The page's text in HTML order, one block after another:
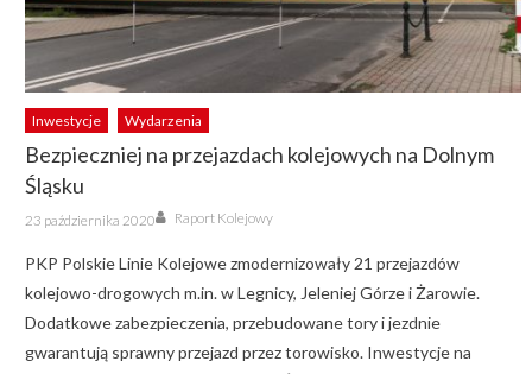
Inwestycje Wydarzenia
Bezpieczniej na przejazdach kolejowych na Dolnym
Śląsku
Posted
on
23 października 2020 Author
Raport Kolejowy
PKP Polskie Linie Kolejowe zmodernizowały 21 przejazdów
kolejowo-drogowych m.in. w Legnicy, Jeleniej Górze i Żarowie.
Dodatkowe zabezpieczenia, przebudowane tory i jezdnie
gwarantują sprawny przejazd przez torowisko. Inwestycje na